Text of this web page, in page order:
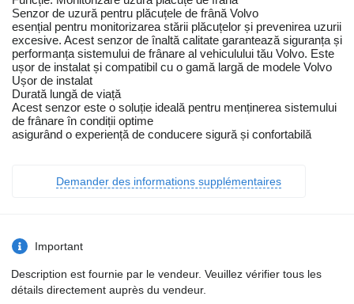
Senzor de uzură pentru plăcuțele de frână Volvo
esențial pentru monitorizarea stării plăcuțelor și prevenirea uzurii
excesive. Acest senzor de înaltă calitate garantează siguranța și
performanța sistemului de frânare al vehiculului tău Volvo. Este
ușor de instalat și compatibil cu o gamă largă de modele Volvo
Ușor de instalat
Durată lungă de viață
Acest senzor este o soluție ideală pentru menținerea sistemului
de frânare în condiții optime
asigurând o experiență de conducere sigură și confortabilă
Demander des informations supplémentaires
Important
Description est fournie par le vendeur. Veuillez vérifier tous les
détails directement auprès du vendeur.